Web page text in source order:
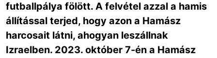
futballpálya fölött. A felvétel azzal a hamis
állítással terjed, hogy azon a Hamász
harcosait látni, ahogyan leszállnak
Izraelben. 2023. október 7-én a Hamász